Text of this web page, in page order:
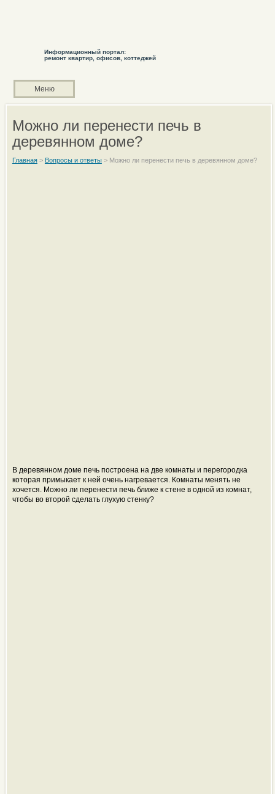
Информационный портал:
ремонт квартир, офисов, коттеджей
Меню
Можно ли перенести печь в
деревянном доме?
Главная> Вопросы и ответы> Можно ли перенести печь в деревянном доме?
В деревянном доме печь построена на две комнаты и перегородка
которая примыкает к ней очень нагревается. Комнаты менять не
хочется. Можно ли перенести печь ближе к стене в одной из комнат,
чтобы во второй сделать глухую стенку?